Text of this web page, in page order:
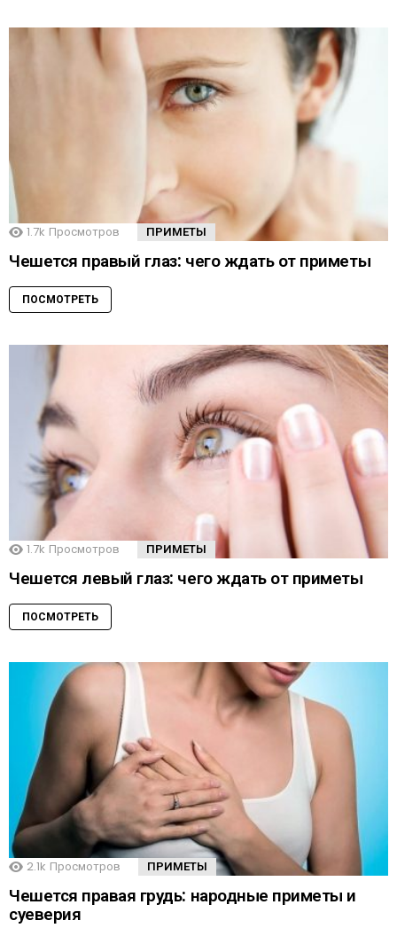
1.7k Просмотров ПРИМЕТЫ
Чешется правый глаз: чего ждать от приметы
ПОСМОТРЕТЬ
1.7k Просмотров ПРИМЕТЫ
Чешется левый глаз: чего ждать от приметы
ПОСМОТРЕТЬ
2.1k Просмотров ПРИМЕТЫ
Чешется правая грудь: народные приметы и
суеверия